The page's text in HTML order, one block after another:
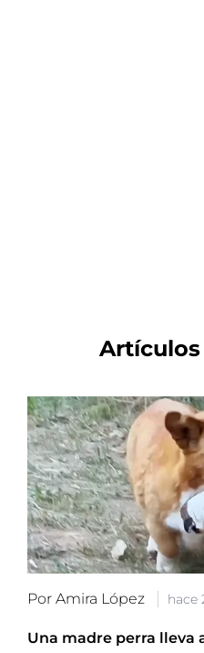
Por Amira López hace
Una madre perra lleva